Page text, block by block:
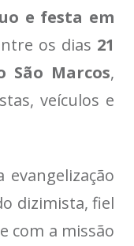
e festa em
os dias 21
São Marcos,
veículos e
dizimista, fiel
com a missão